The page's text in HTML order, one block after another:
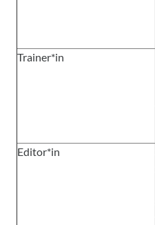
Trainer*in
Editor*in